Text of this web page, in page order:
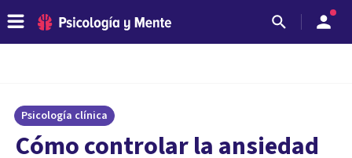
Psicología clínica
Cómo controlar la ansiedad